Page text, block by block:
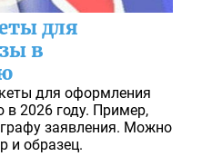
для
в
для оформления
2026 году. Пример,
заявления. Можно
и образец.